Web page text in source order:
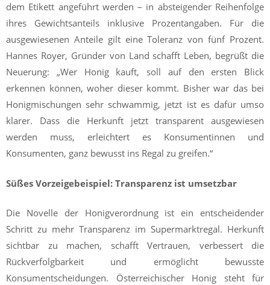
dem Etikett angeführt werden – in absteigender Reihenfolge
ihres Gewichtsanteils inklusive Prozentangaben. Für die
ausgewiesenen Anteile gilt eine Toleranz von fünf Prozent.
Hannes Royer, Gründer von Land schafft Leben, begrüßt die
Neuerung: „Wer Honig kauft, soll auf den ersten Blick
erkennen können, woher dieser kommt. Bisher war das bei
Honigmischungen sehr schwammig, jetzt ist es dafür umso
klarer. Dass die Herkunft jetzt transparent ausgewiesen
werden muss, erleichtert es Konsumentinnen und
Konsumenten, ganz bewusst ins Regal zu greifen.“
Süßes Vorzeigebeispiel: Transparenz ist umsetzbar
Die Novelle der Honigverordnung ist ein entscheidender
Schritt zu mehr Transparenz im Supermarktregal. Herkunft
sichtbar zu machen, schafft Vertrauen, verbessert die
Rückverfolgbarkeit und ermöglicht bewusste
Konsumentscheidungen. Österreichischer Honig steht für